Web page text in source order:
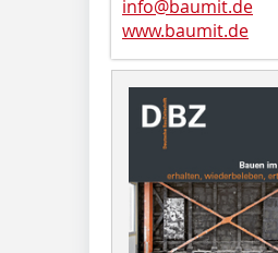
info@baumit.de
www.baumit.de